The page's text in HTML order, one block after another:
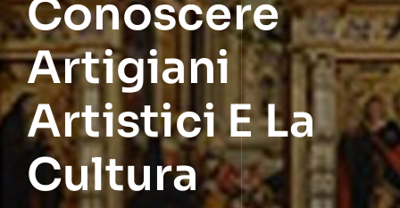
Conoscere
Artigiani
Artistici E La
Cultura